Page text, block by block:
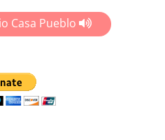
Casa Pueblo